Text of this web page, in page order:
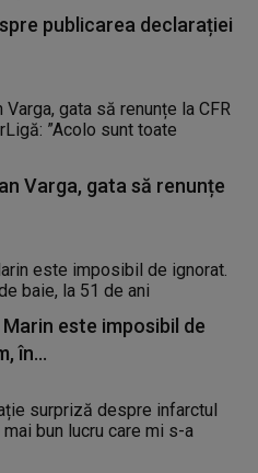
publicarea declarației
Varga, gata să renunțe
este imposibil de
în...